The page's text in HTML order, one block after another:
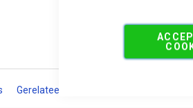
Gerelateerde producten